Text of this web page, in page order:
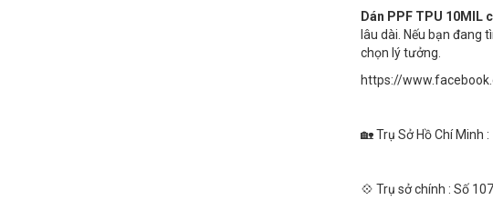
Dán PPF TPU 10MIL
lâu dài. Nếu bạn đang
chọn lý tưởng.
https://
🏡 Trụ Sở Hồ Chí Minh :
💠 Trụ sở chính : Số